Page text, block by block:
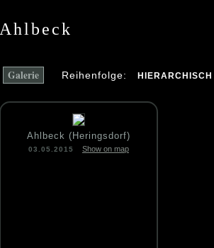
Ahlbeck
Galerie Reihenfolge: HIERARCHISCH
Ahlbeck (Heringsdorf)
03.05.2015 Show on map